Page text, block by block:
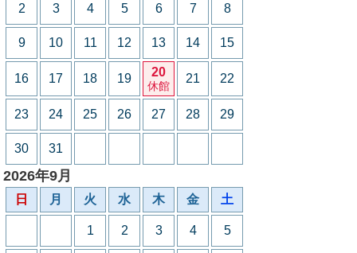
2 3 4 5 6 7 8
9 10 11 12 13 14 15
16 17 18 19 20
休館
21 22
23 24 25 26 27 28 29
30 31
2026年9月
日 月 火 水 木 金 土
1 2 3 4 5